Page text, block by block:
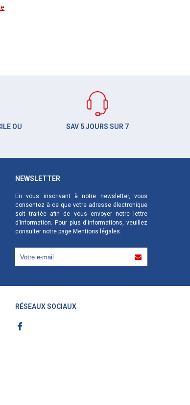
OU
SAV 5 JOURS SUR 7
NEWSLETTER
En vous inscrivant à notre newsletter, vous
consentez à ce que votre adresse électronique
soit traitée afin de vous envoyer notre lettre
d’information. Pour plus d'informations, veuillez
consulter notre page Mentions légales.
RÉSEAUX SOCIAUX